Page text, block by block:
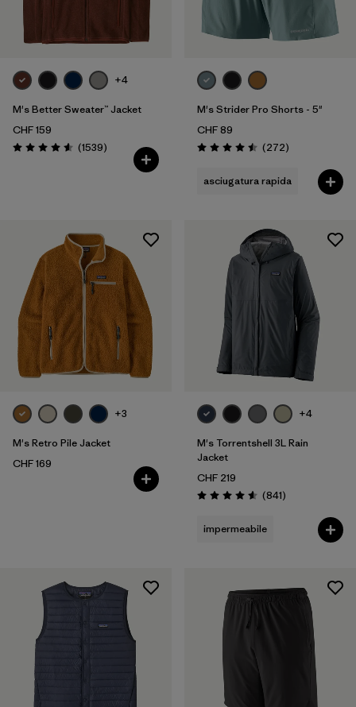
+4
M's Better Sweater™ Jacket
CHF 159
Valutazione: 4.6 / 5
(1539Recensioni
)
M's Strider Pro Shorts - 5"
CHF 89
Valutazione: 4.5 / 5
(272Recensioni
)
asciugatura rapida
+3
M's Retro Pile Jacket
CHF 169
+4
M's Torrentshell 3L Rain
Jacket
CHF 219
Valutazione: 4.6 / 5
(841Recensioni
)
impermeabile